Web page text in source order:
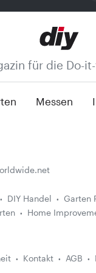
für die Do-
Messen
DIY Handel Garten
Home
Kontakt AGB